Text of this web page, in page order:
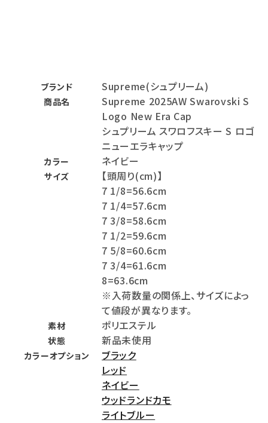
ブランド Supreme(シュプリーム)
商品名
Supreme 2025AW Swarovski S
Logo New Era Cap
シュプリーム スワロフスキー S ロゴ
ニューエラキャップ
カラー ネイビー
サイズ
【頭周り(cm)】
7 1/8=56.6cm
7 1/4=57.6cm
7 3/8=58.6cm
7 1/2=59.6cm
7 5/8=60.6cm
7 3/4=61.6cm
8=63.6cm
※入荷数量の関係上、サイズによっ
て値段が異なります。
素材 ポリエステル
状態 新品未使用
カラーオプション
ブラック
レッド
ネイビー
ウッドランドカモ
ライトブルー